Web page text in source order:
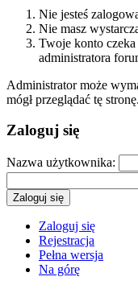
Nie jesteś
Nie masz
Twoje konto czeka
administratora
Administrator może
mógł przeglądać tę stronę.
Zaloguj się
Nazwa użytkownika:
Zaloguj się
Zaloguj się
Rejestracja
Pełna wersja
Na górę